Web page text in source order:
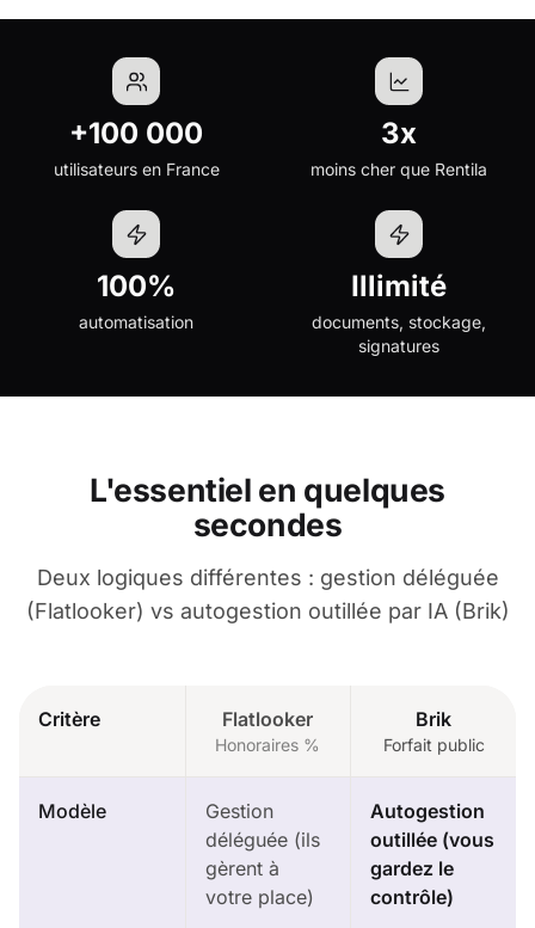
+100 000
utilisateurs en France
3x
moins cher que Rentila
100%
automatisation
Illimité
documents, stockage,
signatures
L'essentiel en quelques
secondes
Deux logiques différentes : gestion déléguée
(Flatlooker) vs autogestion outillée par IA (Brik)
Critère Flatlooker
Honoraires %
Brik
Forfait public
Modèle
Gestion
déléguée (ils
gèrent à
votre place)
Autogestion
outillée (vous
gardez le
contrôle)